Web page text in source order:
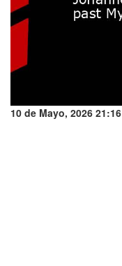
10 de Mayo, 2026 21:16